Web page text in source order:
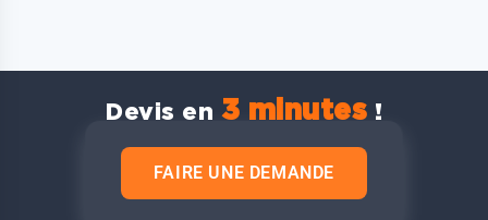
Devis en 3 minutes !
FAIRE UNE DEMANDE